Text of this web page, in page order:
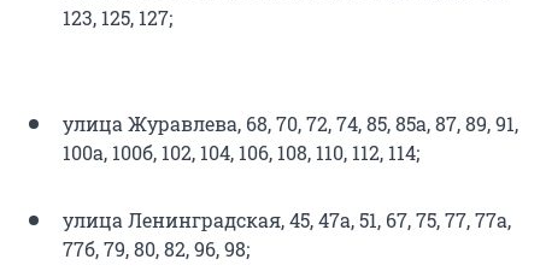
123, 125, 127;
улица Журавлева, 68, 70, 72, 74, 85, 85а, 87, 89, 91,
100а, 100б, 102, 104, 106, 108, 110, 112, 114;
улица Ленинградская, 45, 47а, 51, 67, 75, 77, 77а,
77б, 79, 80, 82, 96, 98;